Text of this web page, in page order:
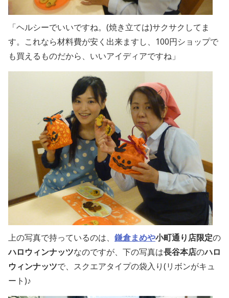
「ヘルシーでいいですね。(焼き立ては)サクサクしてま
す。これなら材料費が安く出来ますし、100円ショップで
も買えるものだから、いいアイディアですね」
上の写真で持っているのは、 鎌倉まめや小町通り店限定の
ハロウィンナッツなのですが、下の写真は長谷本店のハロ
ウィンナッツで、スクエアタイプの袋入り(リボンがキュ
ート)♪